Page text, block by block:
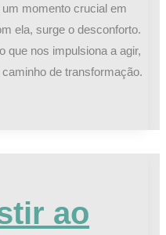
momento crucial em
ela, surge o desconforto.
que nos impulsiona a agir,
de transformação.
ao